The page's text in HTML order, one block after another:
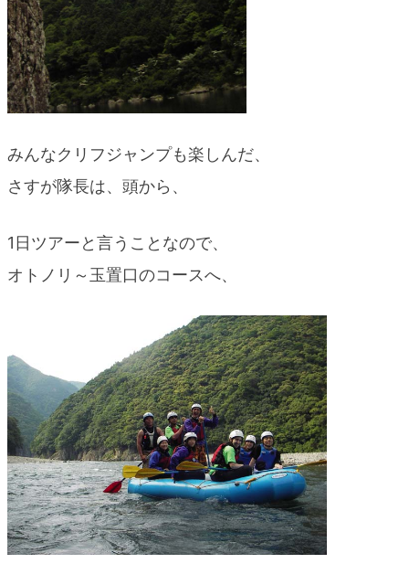
みんなクリフジャンプも楽しんだ、
さすが隊長は、頭から、
1日ツアーと言うことなので、
オトノリ～玉置口のコースへ、